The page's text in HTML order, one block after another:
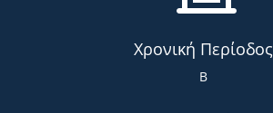
Χρονική Περίοδος
Β